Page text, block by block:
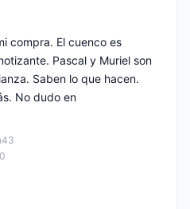
compra. El cuenco es
Pascal y Muriel son
Saben lo que hacen.
No dudo en